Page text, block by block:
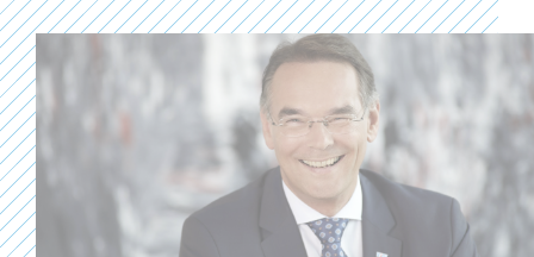
Berlin/Brandenburg
Hessen
Niedersachsen/Bremen
Nord
Nordrhein-Westfalen
Rheinland-Pfalz
Saarland
Sachsen
Sachsen-Anhalt